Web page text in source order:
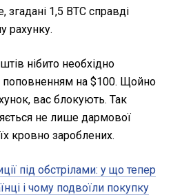
згадані 1,5 ВТС справді
рахунку.
нібито необхідно
поповненням на $100. Щойно
вас блокують. Так
не лише дармової
кровно зароблених.
під обстрілами: у що тепер
і чому подвоїли покупку